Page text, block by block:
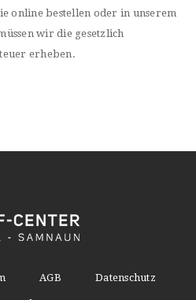
online bestellen oder in unserem
wir die gesetzlich
erheben.
AGB Datenschutz